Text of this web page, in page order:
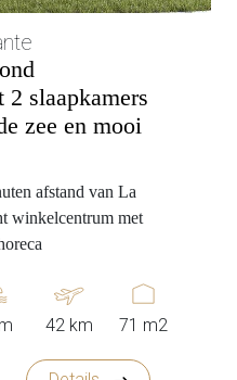
2 slaapkamers
zee en mooi
afstand van La
winkelcentrum met
42 km 71 m2